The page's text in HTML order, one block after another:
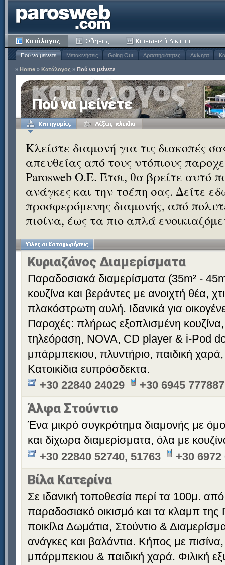
Πού να μείνετε Μετακινήσεις Going Out Δραστηριότητες Ακίνητα
» Home » Κατάλογος » Πού να μείνετε
Πού να μείνετε
Κλείστε διαμονή για τις διακοπές
απευθείας από τους ντόπιους
Parosweb Ο.Ε. Έτσι, θα βρείτε αυτό
ανάγκες και την τσέπη σας. Δείτε
προσφερόμενης διαμονής, από
πισίνα, έως τα πιο απλά
Κυριαζάνος Διαμερίσματα
Παραδοσιακά διαμερίσματα (35m² -
κουζίνα και βεράντες με ανοιχτή θέα,
πλακόστρωτη αυλή. Ιδανικά για
Παροχές: πλήρως εξοπλισμένη
τηλεόραση, NOVA, CD player & i-Pod
μπάρμπεκιου, πλυντήριο, παιδική
Κατοικίδια ευπρόσδεκτα.
+30 22840 24029
+30 6945 777887
Άλφα Στούντιο
Ένα μικρό συγκρότημα διαμονής με
και δίχωρα διαμερίσματα, όλα με
+30 22840 52740, 51763
+30 6972
Βίλα Κατερίνα
Σε ιδανική τοποθεσία περί τα 100μ.
παραδοσιακό οικισμό και τα κλαμπ της
ποικίλα Δωμάτια, Στούντιο &
ανάγκες και βαλάντια. Κήπος με
μπάρμπεκιου & παιδική χαρά. Φιλική